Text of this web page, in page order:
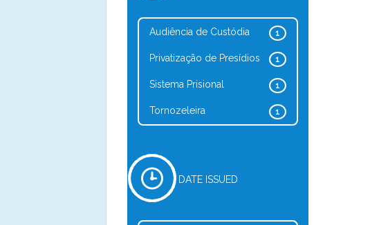
1
Audiência de Custódia
1
Privatização de Presídios
1
Sistema Prisional
1
Tornozeleira
DATE ISSUED